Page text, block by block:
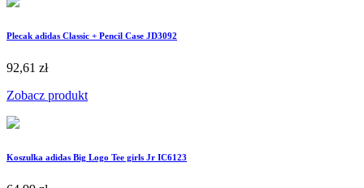
Plecak adidas Classic + Pencil Case JD3092
92,61 zł
Zobacz produkt
Koszulka adidas Big Logo Tee girls Jr IC6123